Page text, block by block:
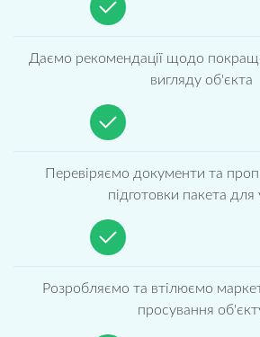
Даємо рекомендації щодо
вигляду об'єкта
Перевіряємо документи та
підготовки пакета для
Розробляємо та втілюємо
просування